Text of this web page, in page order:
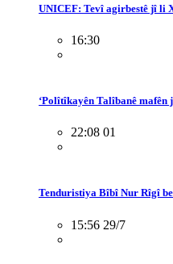
UNICEF: Tevî agirbestê jî li
16:30
‘Polîtîkayên Talîbanê mafên
22:08 01
Tenduristiya Bîbî Nur Rîgî
15:56 29/7